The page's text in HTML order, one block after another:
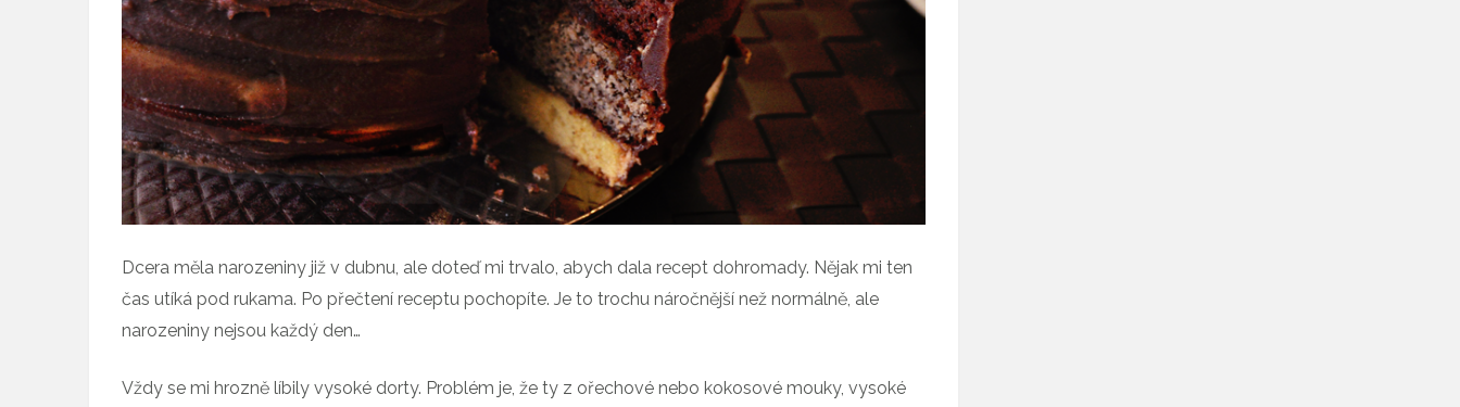
Dcera měla narozeniny již v dubnu, ale doteď mi trvalo, abych dala recept dohromady. Nějak mi ten
čas utíká pod rukama. Po přečtení receptu pochopíte. Je to trochu náročnější než normálně, ale
narozeniny nejsou každý den…
Vždy se mi hrozně líbily vysoké dorty. Problém je, že ty z ořechové nebo kokosové mouky, vysoké